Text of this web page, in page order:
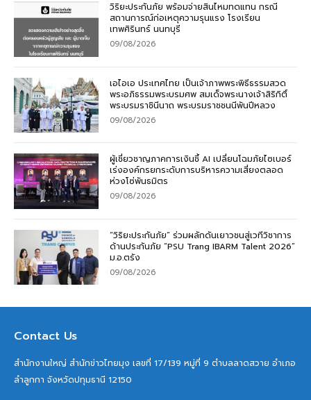
วิริยะประกันภัย พร้อมจ่ายสินไหมทดแทน กรณี
สถานการณ์ก่อเหตุความรุนแรง โรงเรียน
เทพศิรินทร์ นนทบุรี
09/08/2026
เอไอเอ ประเทศไทย เป็นเจ้าภาพพระพิธีธรรมสวด
พระอภิธรรมพระบรมศพ สมเด็จพระนางเจ้าสิริกิติ์
พระบรมราชินีนาถ พระบรมราชชนนีพันปีหลวง
09/08/2026
ผู้เชี่ยวชาญภาคการเงินชี้ AI เปลี่ยนโฉมภัยไซเบอร์
เร่งองค์กรยกระดับการบริหารความเสี่ยงตลอด
ห่วงโซ่พันธมิตร
09/08/2026
“วิริยะประกันภัย” ร่วมผลักดันเยาวชนสู่เวทีวิชาการ
ด้านประกันภัย “PSU Trang IBARM Talent 2026”
ม.อ.ตรัง
09/08/2026
Contact Us
สำนักงานใหญ่ สำนักข่าวไทยมุง เลขที่ 17/139 หมู่ที่ 9 ตำบลลาดสวาย อำเภอ
ลำลูกกา จังหวัดปทุมธานี 12150